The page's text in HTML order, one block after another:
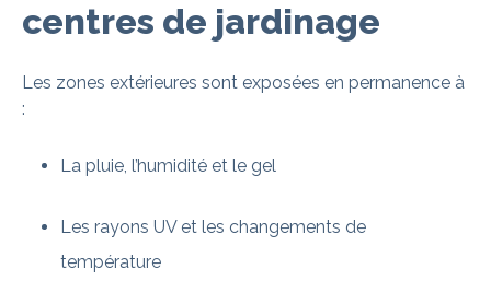
centres de jardinage
Les zones extérieures sont exposées en permanence à
:
La pluie, l’humidité et le gel
Les rayons UV et les changements de
température